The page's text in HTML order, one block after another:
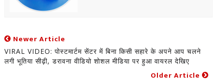
Newer Article
VIRAL VIDEO: पोस्टमार्टम सेंटर में बिना किसी सहारे के अपने आप चलने
लगी भूतिया सीढ़ी, डरावना वीडियो शोशल मीडिया पर हुआ वायरल देखिए
Older Article